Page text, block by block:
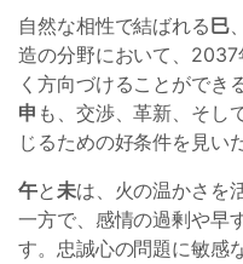
自然な相性で結ばれる巳、
造の分野において、2037
く方向づけることができ
申 も、交渉、革新、そし
じるための好条件を見い
午と未は、火の温かさを
一方で、感情の過剰や早
す。忠誠心の問題に敏感